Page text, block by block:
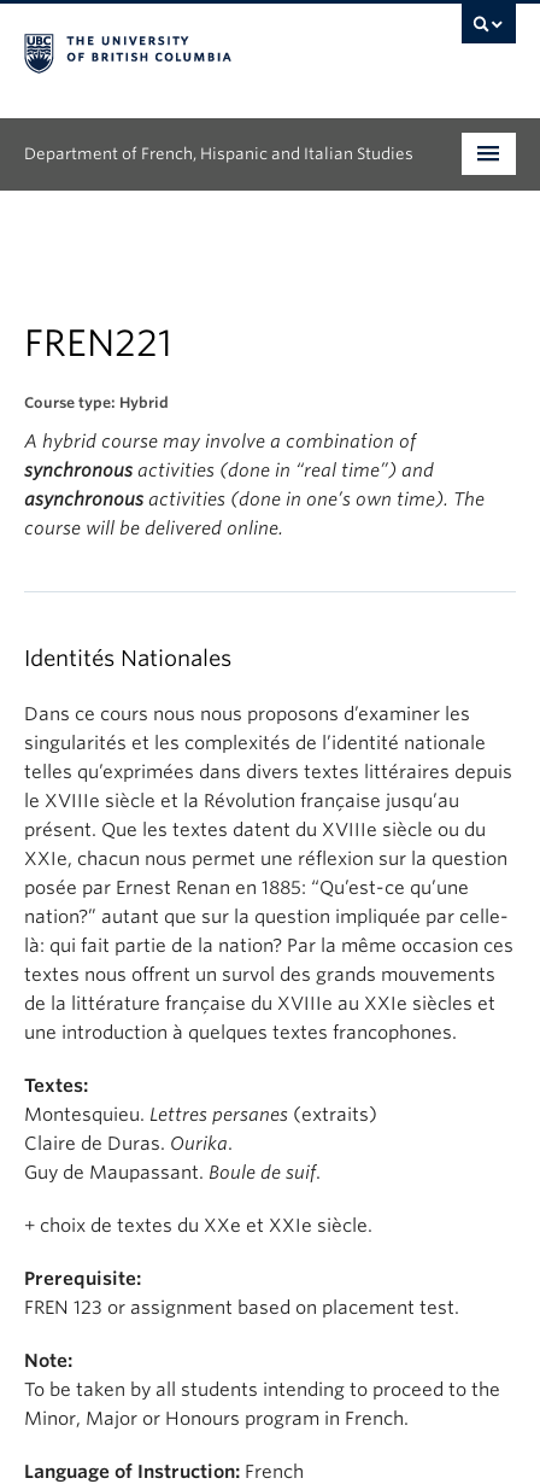
Department of French, Hispanic and Italian Studies
Continuing Education
Research
News & Events
FREN221
Course type: Hybrid
A hybrid course may involve a combination of
synchronous activities (done in “real time”) and
asynchronous activities (done in one’s own time). The
course will be delivered online.
Identités Nationales
Dans ce cours nous nous proposons d’examiner les
singularités et les complexités de l’identité nationale
telles qu’exprimées dans divers textes littéraires depuis
le XVIIIe siècle et la Révolution française jusqu’au
présent. Que les textes datent du XVIIIe siècle ou du
XXIe, chacun nous permet une réflexion sur la question
posée par Ernest Renan en 1885: “Qu’est-ce qu’une
nation?” autant que sur la question impliquée par celle-
là: qui fait partie de la nation? Par la même occasion ces
textes nous offrent un survol des grands mouvements
de la littérature française du XVIIIe au XXIe siècles et
une introduction à quelques textes francophones.
Textes:
Montesquieu. Lettres persanes (extraits)
Claire de Duras. Ourika.
Guy de Maupassant. Boule de suif.
+ choix de textes du XXe et XXIe siècle.
Prerequisite:
FREN 123 or assignment based on placement test.
Note:
To be taken by all students intending to proceed to the
Minor, Major or Honours program in French.
Language of Instruction: French